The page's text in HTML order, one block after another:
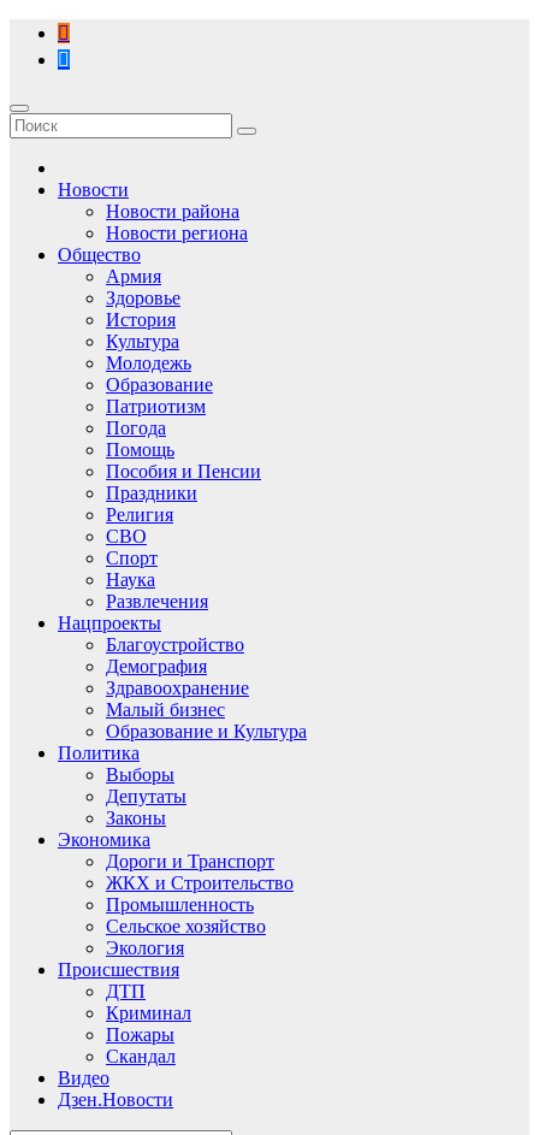
Перейти
содержимому
Новости
Новости района
Новости региона
Общество
Армия
Здоровье
История
Культура
Молодежь
Образование
Патриотизм
Погода
Помощь
Пособия и Пенсии
Праздники
Религия
СВО
Спорт
Наука
Развлечения
Нацпроекты
Благоустройство
Демография
Здравоохранение
Малый бизнес
Образование и Культура
Политика
Выборы
Депутаты
Законы
Экономика
Дороги и Транспорт
ЖКХ и Строительство
Промышленность
Сельское хозяйство
Экология
Происшествия
ДТП
Криминал
Пожары
Скандал
Видео
Дзен.Новости